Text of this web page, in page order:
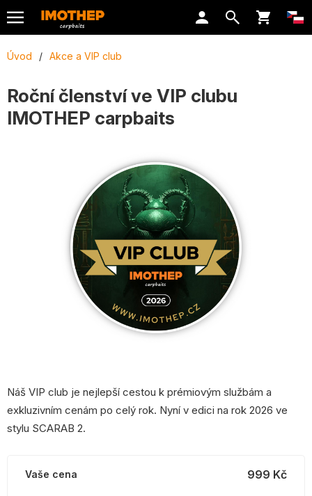
Úvod / Akce a VIP club
Roční členství ve VIP clubu
IMOTHEP carpbaits
Náš VIP club je nejlepší cestou k prémiovým službám a
exkluzivním cenám po celý rok. Nyní v edici na rok 2026 ve
stylu SCARAB 2.
999 Kč
Vaše cena